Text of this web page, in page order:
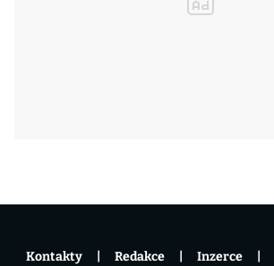
Kontakty Redakce Inzerce